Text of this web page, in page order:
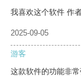
我喜欢这个软件 作
2025-09-05
游客
这款软件的功能非常